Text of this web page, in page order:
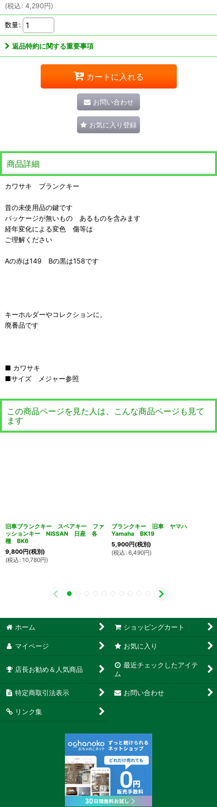
(税込: 4,290円)
数量:
返品特約に関する重要事項
カートに入れる
お問い合わせ
お気に入り登録
商品詳細
カワサキ ブランクキー
昔の未使用品の鍵です
パッケージが無いもの あるものを含みます
経年変化による変色 傷等は
ご理解ください
Aの赤は149 Bの黒は158です
キーホルダーやコレクションに。
廃番品です
■ カワサキ
■サイズ メジャー参照
この商品ページを見た人は、こんな商品ページも見て
ます
旧車ブランクキー スペアキー ファ
ッションキー NISSAN 日産 各
種 BK6
9,800円(税別)
(税込 : 10,780円)
ブランクキー 旧車 ヤマハ
Yamaha BK19
5,900円(税別)
(税込 : 6,490円)
ホーム ショッピングカート
マイページ お気に入り
店長お勧め＆人気商品
最近チェックしたアイテ
ム
特定商取引法表示 お問い合わせ
リンク集